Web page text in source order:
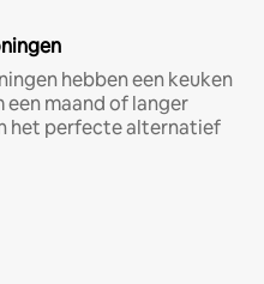
hebben een keuken
een maand of langer
het perfecte alternatief